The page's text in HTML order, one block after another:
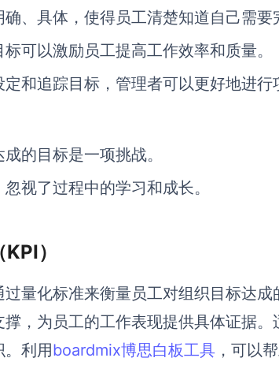
、具体，使得员工清楚知道自己需要
可以激励员工提高工作效率和质量。
和追踪目标，管理者可以更好地进行
的目标是一项挑战。
视了过程中的学习和成长。
）
量化标准来衡量员工对组织目标达
，为员工的工作表现提供具体证据
。利用boardmix博思白板工具 ，可以